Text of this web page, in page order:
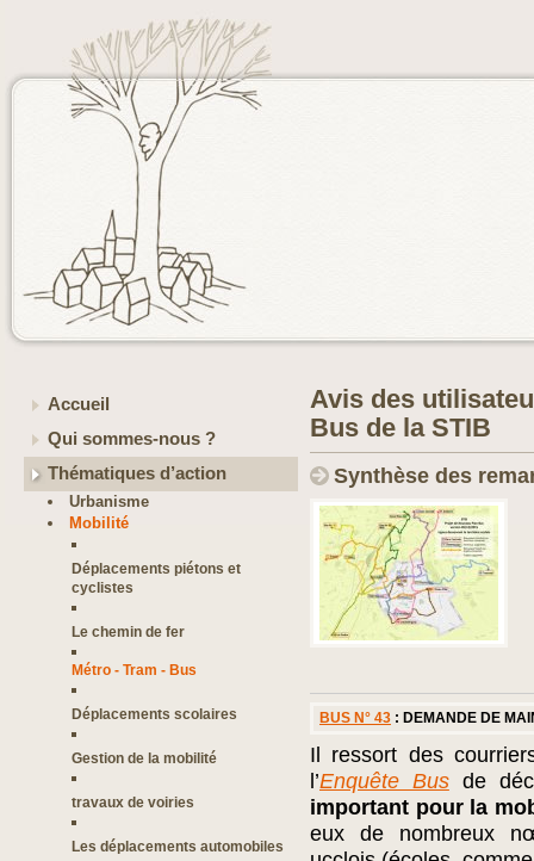
Accueil
Qui sommes-nous ?
Thématiques d’action
Urbanisme
Mobilité
Déplacements piétons et
cyclistes
Le chemin de fer
Métro - Tram - Bus
Déplacements scolaires
Gestion de la mobilité
travaux de voiries
Les déplacements automobiles
Avis des
Bus de la STIB
Synthèse des
BUS N° 43 : DEMANDE DE
Il ressort des
l’Enquête Busde
important pour la
eux de nombreux